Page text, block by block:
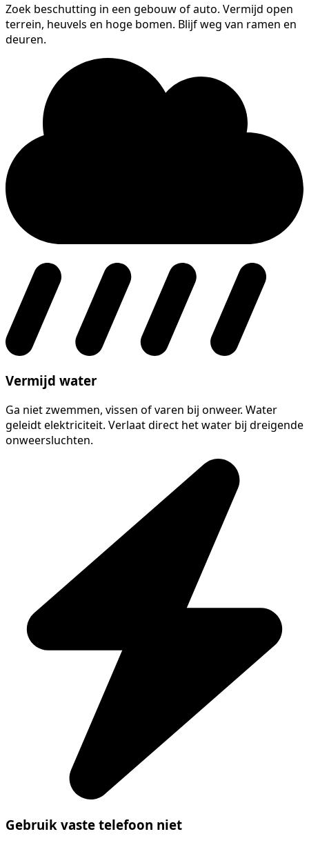
Zoek beschutting in een gebouw of auto. Vermijd open
terrein, heuvels en hoge bomen. Blijf weg van ramen en
deuren.
Vermijd water
Ga niet zwemmen, vissen of varen bij onweer. Water
geleidt elektriciteit. Verlaat direct het water bij dreigende
onweersluchten.
Gebruik vaste telefoon niet